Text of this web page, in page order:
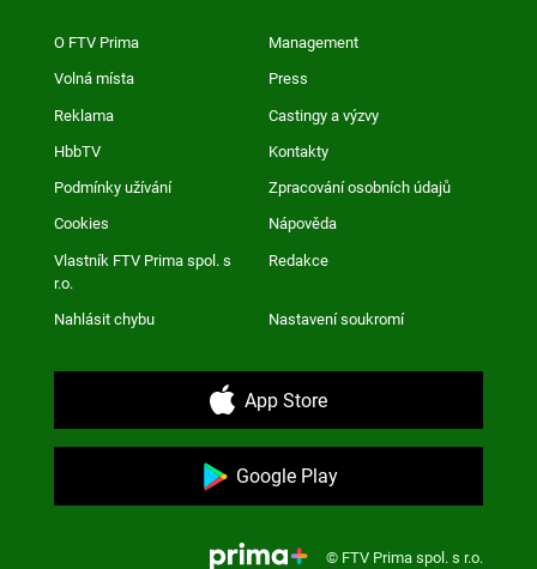
O FTV Prima Management
Volná místa Press
Reklama Castingy a výzvy
HbbTV Kontakty
Podmínky užívání Zpracování osobních údajů
Cookies Nápověda
Vlastník FTV Prima spol. s
r.o.
Redakce
Nahlásit chybu Nastavení soukromí
App Store
Google Play
© FTV Prima spol. s r.o.